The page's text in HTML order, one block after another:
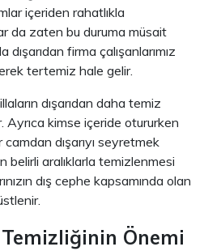
içeriden rahatlıkla
da zaten bu duruma müsait
firma çalışanlarımız
tertemiz hale gelir.
dışarıdan daha temiz
Ayrıca kimse içeride otururken
dışarıyı seyretmek
belirli aralıklarla temizlenmesi
dış cephe kapsamında olan
Önemi